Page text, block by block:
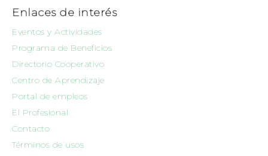
Enlaces de interés
Eventos y Actividades
Programa de Beneficios
Directorio Cooperativo
Centro de Aprendizaje
Portal de empleos
El Profesional
Contacto
Términos de usos